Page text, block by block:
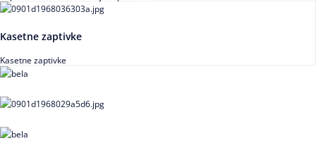
Kasetne zaptivke
Kasetne zaptivke